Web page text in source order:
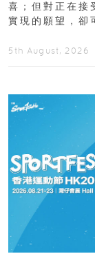
喜；但對正在接
實現的願望，卻
5th August, 2026